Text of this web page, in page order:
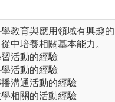
教育與應用領域有興趣
中培養相關基本能力。
活動的經驗
活動的經驗
溝通活動的經驗
相關的活動經驗